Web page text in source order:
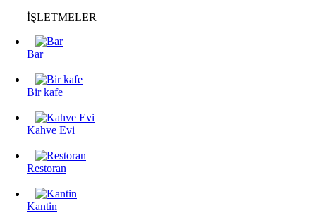
İŞLETMELER
Bar
Bir kafe
Kahve Evi
Restoran
Kantin